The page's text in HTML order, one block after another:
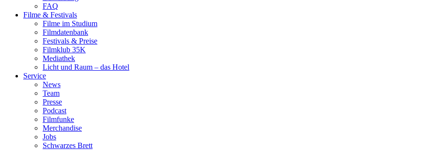
FAQ
Fil­me & Fes­ti­vals
Fil­me im Stu­di­um
Film­da­ten­bank
Fes­ti­vals & Prei­se
Film­klub 35K
Media­thek
Licht und Raum – das Hotel
Ser­vice
News
Team
Pres­se
Pod­cast
Film­fun­ke
Mer­chan­di­se
Jobs
Schwar­zes Brett